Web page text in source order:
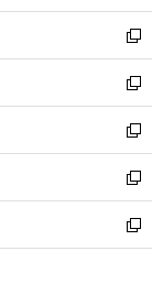
開
く
ウ
で
開
く
ン
ド
ウ
で
開
く
ウ
ィ
ン
ド
ウ
で
開
く
新
し
い
ウ
ィ
ン
ド
ウ
で
開
新
し
い
ウ
ィ
ン
ド
ウ
新
し
い
ウ
ィ
ン
新
し
い
ウ
新
し